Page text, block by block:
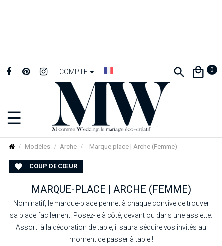
COMPTE 0
Basculer
la
navigation
☰
Modèles Arche Marque-place | Arche (Femme)
 COUP DE CŒUR
MARQUE-PLACE | ARCHE (FEMME)
Nominatif, le marque-place permet à chaque convive de trouver
sa place facilement. Posez-le à côté, devant ou dans une assiette.
Assorti à la décoration de table, il saura séduire vos invités au
moment de passer à table !